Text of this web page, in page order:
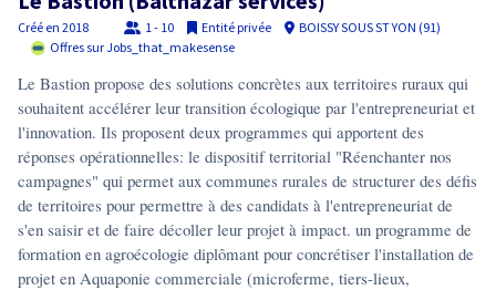
Créé en 2018 1 - 10 Entité privée
BOISSY SOUS ST YON (91)
Offres sur Jobs_that_makesense
Le Bastion propose des solutions concrètes aux territoires ruraux qui
souhaitent accélérer leur transition écologique par l'entrepreneuriat et
l'innovation. Ils proposent deux programmes qui apportent des
réponses opérationnelles: le dispositif territorial "Réenchanter nos
campagnes" qui permet aux communes rurales de structurer des défis
de territoires pour permettre à des candidats à l'entrepreneuriat de
s'en saisir et de faire décoller leur projet à impact. un programme de
formation en agroécologie diplômant pour concrétiser l'installation de
projet en Aquaponie commerciale (microferme, tiers-lieux,